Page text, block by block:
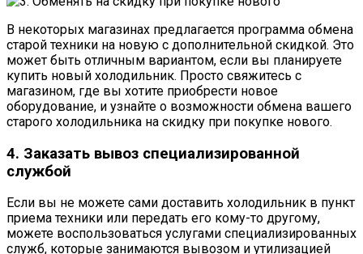
В некоторых магазинах предлагается программа обмена
старой техники на новую с дополнительной скидкой. Это
может быть отличным вариантом, если вы планируете
купить новый холодильник. Просто свяжитесь с
магазином, где вы хотите приобрести новое
оборудование, и узнайте о возможности обмена вашего
старого холодильника на скидку при покупке нового.
4. Заказать вывоз специализированной
службой
Если вы не можете сами доставить холодильник в пункт
приема техники или передать его кому-то другому,
можете воспользоваться услугами специализированных
служб, которые занимаются вывозом и утилизацией